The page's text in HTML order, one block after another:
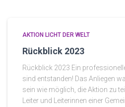
AKTION LICHT DER WELT
Rückblick 2023
Rückblick 2023 Ein
sind entstanden! Das Anliegen
sein wie möglich, die Aktion zu
Leiter und Leiterinnen einer